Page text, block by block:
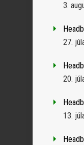
3.
27.
20.
13.